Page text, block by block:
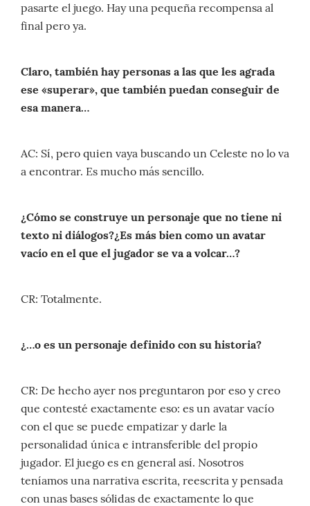
pasarte el juego. Hay una pequeña recompensa al
final pero ya.
Claro, también hay personas a las que les agrada
ese «superar», que también puedan conseguir de
esa manera…
AC: Sí, pero quien vaya buscando un Celeste no lo va
a encontrar. Es mucho más sencillo.
¿Cómo se construye un personaje que no tiene ni
texto ni diálogos?¿Es más bien como un avatar
vacío en el que el jugador se va a volcar…?
CR: Totalmente.
¿…o es un personaje definido con su historia?
CR: De hecho ayer nos preguntaron por eso y creo
que contesté exactamente eso: es un avatar vacío
con el que se puede empatizar y darle la
personalidad única e intransferible del propio
jugador. El juego es en general así. Nosotros
teníamos una narrativa escrita, reescrita y pensada
con unas bases sólidas de exactamente lo que